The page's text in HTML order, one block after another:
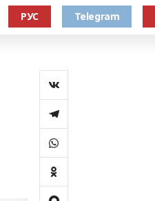
РУС Telegram